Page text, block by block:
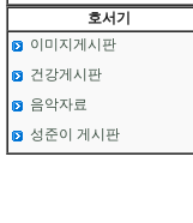
호서기
이미지게시판
건강게시판
음악자료
성준이 게시판